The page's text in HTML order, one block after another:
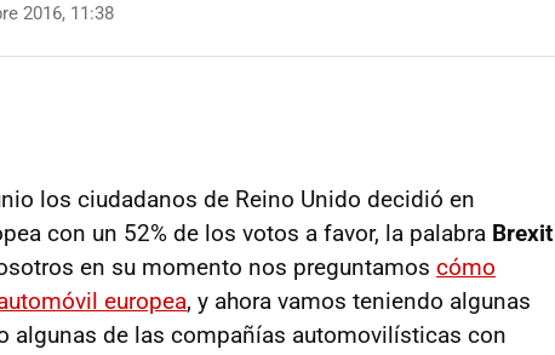
2016, 11:38
los ciudadanos de Reino Unido decidió en
con un 52% de los votos a favor, la palabra Brexit
en su momento nos preguntamos cómo
europea, y ahora vamos teniendo algunas
algunas de las compañías automovilísticas con